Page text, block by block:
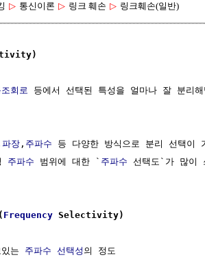
▷ 통신이론 ▷ 링크 훼손 ▷ 링크훼손(일반)
회로 등에서 선택된 특성을 얼마나 잘 분리
파장 , 주파수 등 다양한 방식으로 분리 선택
주파수 범위에 대한 ` 주파수 선택도`가 많
Frequency Selectivity)
는 주파수 선택성 의 정도